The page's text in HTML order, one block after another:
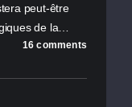
peut-être
de la…
16 comments